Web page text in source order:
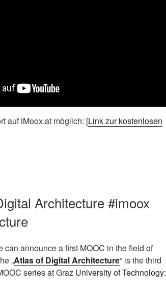
auf iMoox.at möglich: [Link zur kostenlosen
Architecture #imoox
can announce a first MOOC in the field of
„Atlas of Digital Architecture“ is the third
series at Graz University of Technology: